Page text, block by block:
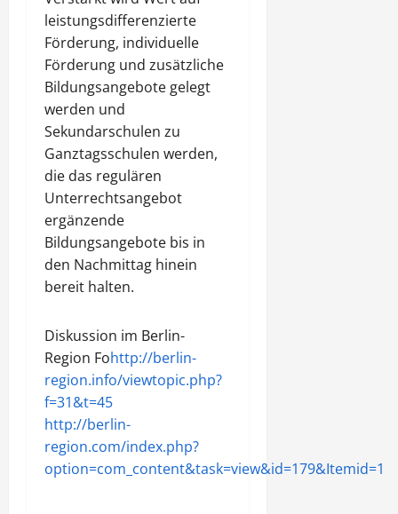
leistungsdifferenzierte
Förderung, individuelle
Förderung und zusätzliche
Bildungsangebote gelegt
werden und
Sekundarschulen zu
Ganztagsschulen werden,
die das regulären
Unterrechtsangebot
ergänzende
Bildungsangebote bis in
den Nachmittag hinein
bereit halten.
Diskussion im Berlin-
Region Fohttp://berlin-
region.info/viewtopic.php?
f=31&t=45
http://berlin-
region.com/index.php?
option=com_content&task=view&id=179&Itemid=1